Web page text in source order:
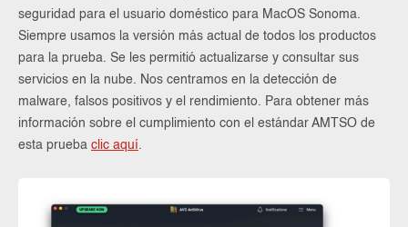
seguridad para el usuario doméstico para MacOS Sonoma.
Siempre usamos la versión más actual de todos los productos
para la prueba. Se les permitió actualizarse y consultar sus
servicios en la nube. Nos centramos en la detección de
malware, falsos positivos y el rendimiento. Para obtener más
información sobre el cumplimiento con el estándar AMTSO de
esta prueba clic aquí.